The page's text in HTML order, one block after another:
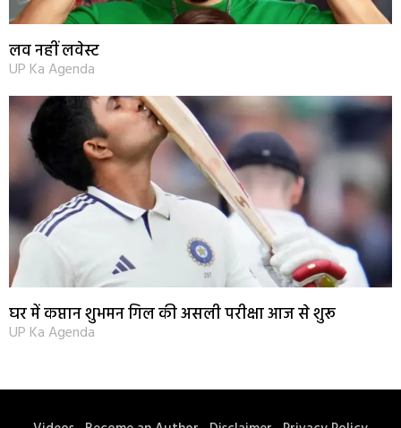
लव नहीं लवेस्ट
UP Ka Agenda
घर में कप्तान शुभमन गिल की असली परीक्षा आज से शुरू
UP Ka Agenda